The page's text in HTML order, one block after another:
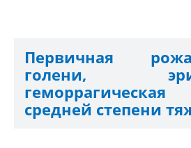
Первичная
голени,
средней степени